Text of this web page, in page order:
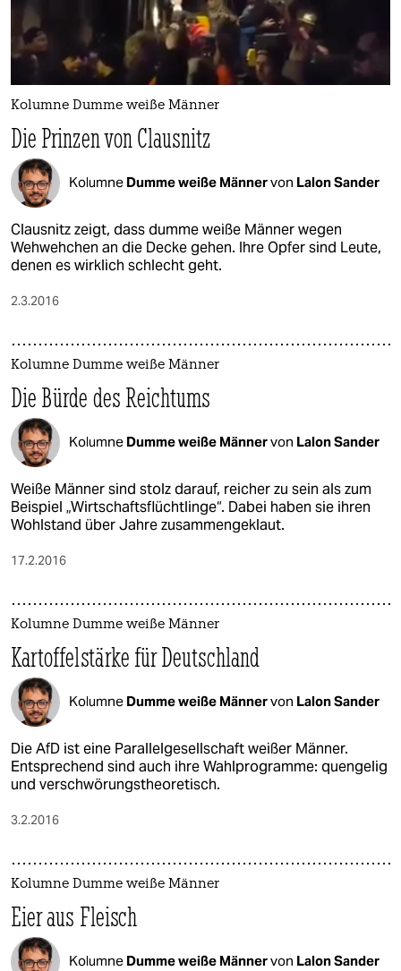
Kolumne Dumme weiße Männer
Die Prinzen von Clausnitz
Kolumne Dumme weiße Männervon Lalon Sander
Clausnitz zeigt, dass dumme weiße Männer wegen
Wehwehchen an die Decke gehen. Ihre Opfer sind Leute,
denen es wirklich schlecht geht.
2.3.2016
Kolumne Dumme weiße Männer
Die Bürde des Reichtums
Kolumne Dumme weiße Männervon Lalon Sander
Weiße Männer sind stolz darauf, reicher zu sein als zum
Beispiel „Wirtschaftsflüchtlinge“. Dabei haben sie ihren
Wohlstand über Jahre zusammengeklaut.
17.2.2016
Kolumne Dumme weiße Männer
Kartoffelstärke für Deutschland
Kolumne Dumme weiße Männervon Lalon Sander
Die AfD ist eine Parallelgesellschaft weißer Männer.
Entsprechend sind auch ihre Wahlprogramme: quengelig
und verschwörungstheoretisch.
3.2.2016
Kolumne Dumme weiße Männer
Eier aus Fleisch
Kolumne Dumme weiße Männervon Lalon Sander